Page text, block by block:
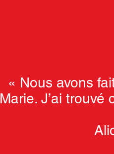
« Nous avons
Marie. J’ai trouvé